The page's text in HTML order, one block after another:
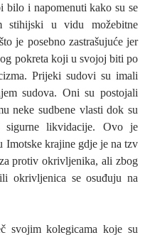
bilo i napomenuti kako su se
stihijski u vidu možebitne
je posebno zastrašujuće jer
pokreta koji u svojoj biti po
Prijeki sudovi su imali
sudova. Oni su postojali
neke sudbene vlasti dok su
sigurne likvidacije. Ovo je
Imotske krajine gdje je na tzv
protiv okrivljenika, ali zbog
okrivljenica se osuđuju na
svojim kolegicama koje su